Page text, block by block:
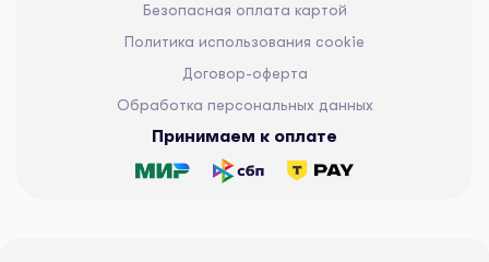
Безопасная оплата картой
Политика использования cookie
Договор-оферта
Обработка персональных данных
Принимаем к оплате